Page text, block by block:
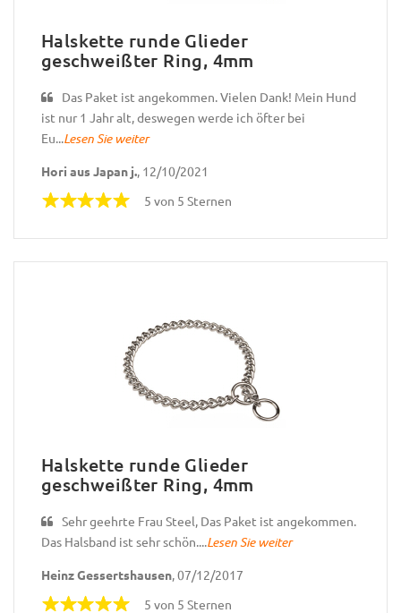
Halskette runde Glieder
geschweißter Ring, 4mm
Das Paket ist angekommen. Vielen Dank! Mein Hund
ist nur 1 Jahr alt, deswegen werde ich öfter bei
Eu...Lesen Sie weiter
Hori aus Japan j., 12/10/2021
5 von 5 Sternen
Halskette runde Glieder
geschweißter Ring, 4mm
Sehr geehrte Frau Steel, Das Paket ist angekommen.
Das Halsband ist sehr schön....Lesen Sie weiter
Heinz Gessertshausen, 07/12/2017
5 von 5 Sternen